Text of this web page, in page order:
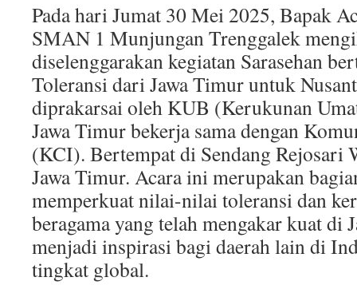
Pada hari Jumat 30 Mei 2025, Bapak
SMAN 1 Munjungan Trenggalek
diselenggarakan kegiatan Sarasehan
Toleransi dari Jawa Timur untuk
diprakarsai oleh KUB (Kerukunan
Jawa Timur bekerja sama dengan
(KCI). Bertempat di Sendang Rejosari
Jawa Timur. Acara ini merupakan
memperkuat nilai-nilai toleransi dan
beragama yang telah mengakar kuat di
menjadi inspirasi bagi daerah lain di
tingkat global.